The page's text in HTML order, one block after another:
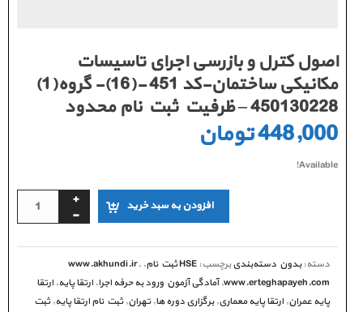
اصول کترل و بازرسی اجرای تاسیسات
مکانیکی ساختمان-کد 451 -(16)- گروه(1)
450130228 – ظرفیت ثبت نام محدود
448,000تومان
Available!
افزودن به سبد خرید
دسته:بدون دسته‌بندیبرچسب: HSE ثبت نام ,
www.akhundi.ir,
www.erteghapayeh.com
,آمادگی آزمون ورود به حرفه اجرا, ارتقا پایه, ارتقا
پایه عمران, ارتقا پایه معماری,برگزاری دوره ها,تهران,ثبت نام ارتقا پایه,ثبت